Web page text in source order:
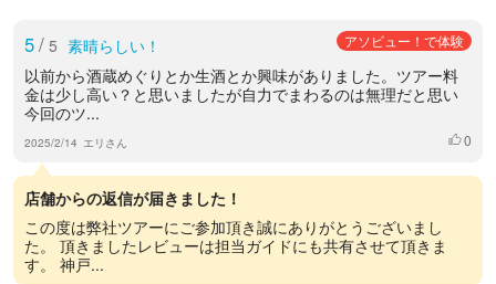
5/ 5 素晴らしい！ アソビュー！で体験
以前から酒蔵めぐりとか生酒とか興味がありました。ツアー料
金は少し高い？と思いましたが自力でまわるのは無理だと思い
今回のツ...
2025/2/14 エリさん いいね
0
店舗からの返信が届きました！
この度は弊社ツアーにご参加頂き誠にありがとうございまし
た。 頂きましたレビューは担当ガイドにも共有させて頂きま
す。 神戸...